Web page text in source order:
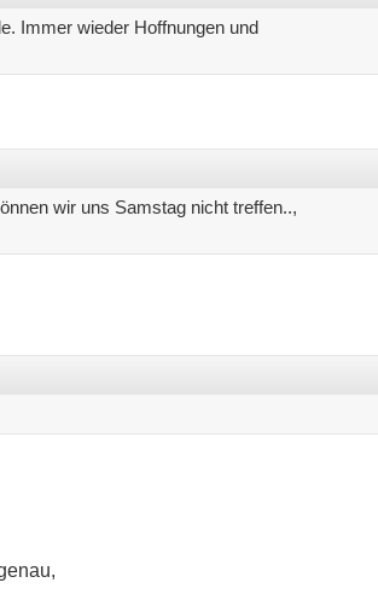
Immer wieder Hoffnungen und
wir uns Samstag nicht treffen..,